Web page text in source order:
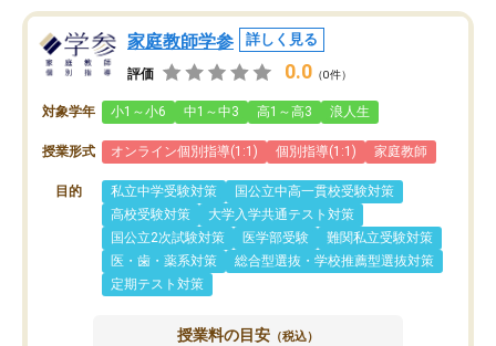
家庭教師学参 詳しく見る
評価 0.0 （0件）
対象学年 小1～小6 中1～中3 高1～高3 浪人生
授業形式 オンライン個別指導(1:1) 個別指導(1:1) 家庭教師
目的 私立中学受験対策
国公立中高一貫校受験対策
高校受験対策
大学入学共通テスト対策
国公立2次試験対策
医学部受験
難関私立受験対策
医・歯・薬系対策
総合型選抜・学校推薦型選抜対策
定期テスト対策
授業料の目安 （税込）